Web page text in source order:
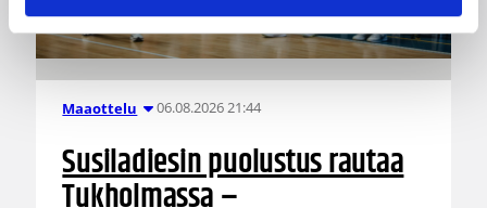
Maaottelu 06.08.2026 21:44
Susiladiesin puolustus rautaa
Tukholmassa –